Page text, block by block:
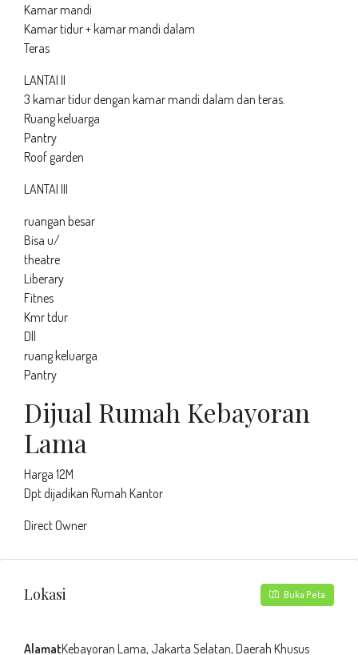
Kamar mandi
Kamar tidur + kamar mandi dalam
Teras
LANTAI II
3 kamar tidur dengan kamar mandi dalam dan teras.
Ruang keluarga
Pantry
Roof garden
LANTAI III
ruangan besar
Bisa u/
theatre
Liberary
Fitnes
Kmr tdur
Dll
ruang keluarga
Pantry
Dijual Rumah Kebayoran
Lama
Harga 12M
Dpt dijadikan Rumah Kantor
Direct Owner
Lokasi Buka Peta
AlamatKebayoran Lama, Jakarta Selatan, Daerah Khusus